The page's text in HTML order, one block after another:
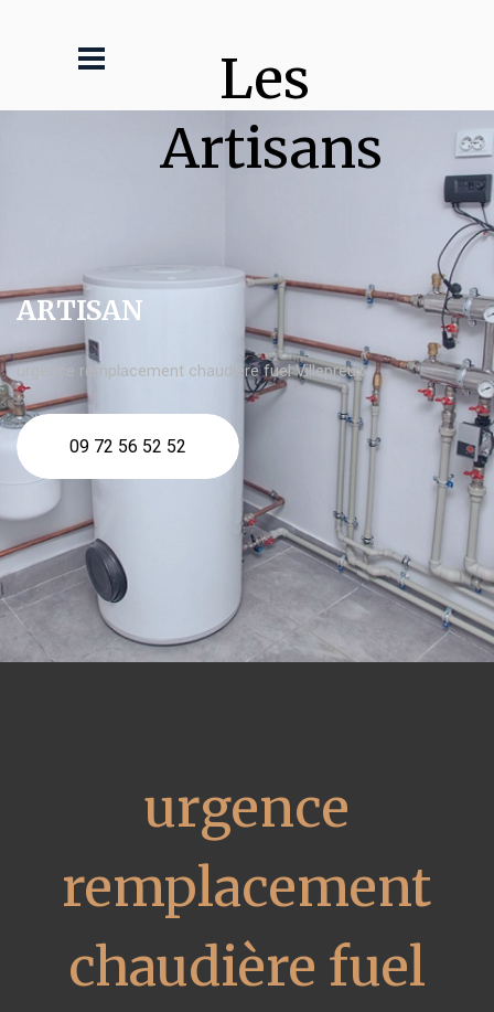
Les
Artisans
ARTISAN
urgence remplacement chaudière fuel Villepreux
09 72 56 52 52
urgence
remplacement
chaudière fuel